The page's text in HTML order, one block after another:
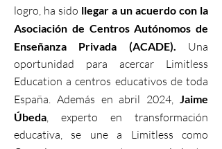
logro, ha sido llegar a un acuerdo con la
Asociación de Centros Autónomos de
Enseñanza Privada (ACADE). Una
oportunidad para acercar Limitless
Education a centros educativos de toda
España. Además en abril 2024, Jaime
Úbeda, experto en transformación
educativa, se une a Limitless como